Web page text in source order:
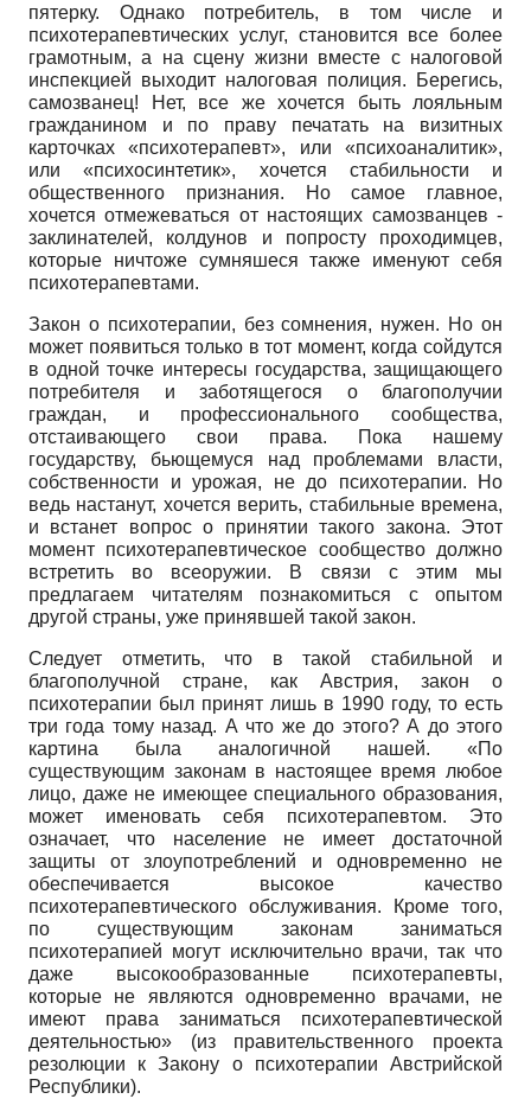
пятерку. Однако потребитель, в том числе и
психотерапевтических услуг, становится все более
грамотным, а на сцену жизни вместе с налоговой
инспекцией выходит налоговая полиция. Берегись,
самозванец! Нет, все же хочется быть лояльным
гражданином и по праву печатать на визитных
карточках «психотерапевт», или «психоаналитик»,
или «психосинтетик», хочется стабильности и
общественного признания. Но самое главное,
хочется отмежеваться от настоящих самозванцев -
заклинателей, колдунов и попросту проходимцев,
которые ничтоже сумняшеся также именуют себя
психотерапевтами.
Закон о психотерапии, без сомнения, нужен. Но он
может появиться только в тот момент, когда сойдутся
в одной точке интересы государства, защищающего
потребителя и заботящегося о благополучии
граждан, и профессионального сообщества,
отстаивающего свои права. Пока нашему
государству, бьющемуся над проблемами власти,
собственности и урожая, не до психотерапии. Но
ведь настанут, хочется верить, стабильные времена,
и встанет вопрос о принятии такого закона. Этот
момент психотерапевтическое сообщество должно
встретить во всеоружии. В связи с этим мы
предлагаем читателям познакомиться с опытом
другой страны, уже принявшей такой закон.
Следует отметить, что в такой стабильной и
благополучной стране, как Австрия, закон о
психотерапии был принят лишь в 1990 году, то есть
три года тому назад. А что же до этого? А до этого
картина была аналогичной нашей. «По
существующим законам в настоящее время любое
лицо, даже не имеющее специального образования,
может именовать себя психотерапевтом. Это
означает, что население не имеет достаточной
защиты от злоупотреблений и одновременно не
обеспечивается высокое качество
психотерапевтического обслуживания. Кроме того,
по существующим законам заниматься
психотерапией могут исключительно врачи, так что
даже высокообразованные психотерапевты,
которые не являются одновременно врачами, не
имеют права заниматься психотерапевтической
деятельностью» (из правительственного проекта
резолюции к Закону о психотерапии Австрийской
Республики).